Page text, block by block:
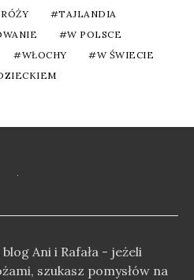
TAJLANDIA
W POLSCE
WŁOCHY
W ŚWIECIE
Ani i Rafała - jeżeli
szukasz pomysłów na